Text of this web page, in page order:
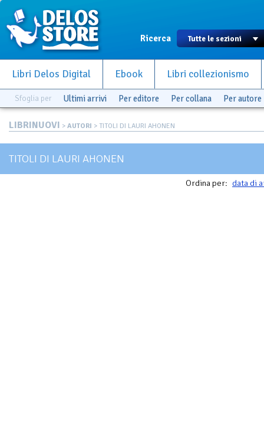
Ricerca
Libri Delos Digital Ebook Libri collezionismo
Sfoglia per Ultimi arrivi Per editore Per collana Per autore
LIBRINUOVI > AUTORI > TITOLI DI LAURI AHONEN
TITOLI DI LAURI AHONEN
Ordina per: data di